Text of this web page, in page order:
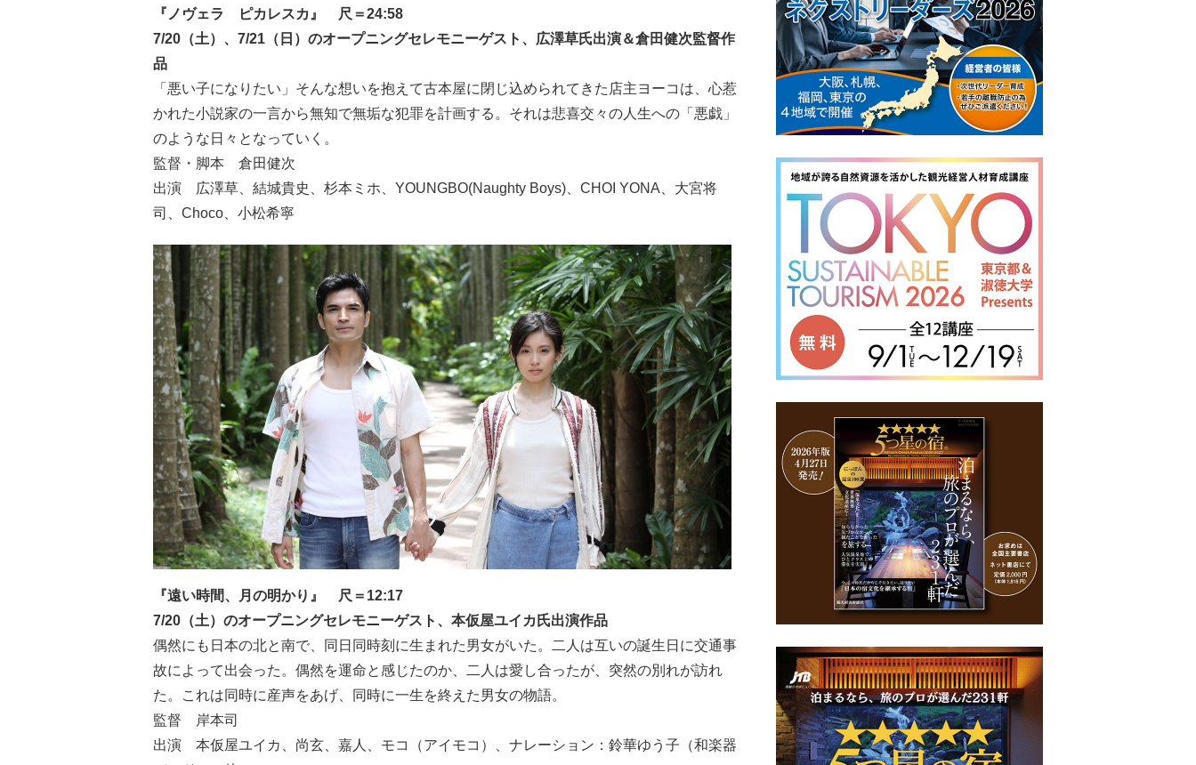
『ノヴェラ ピカレスカ』 尺＝24:58
7/20（土）、7/21（日）のオープニングセレモニーゲスト、広澤草氏出演＆倉田健次監督作
品
「悪い子になりたい」そんな想いを抱えて古本屋に閉じ込められてきた店主ヨーコは、心惹
かれた小説家の一言から無知で無垢な犯罪を計画する。それは悲喜交々の人生への「悪戯」
のような日々となっていく。
監督・脚本 倉田健次
出演 広澤草、結城貴史、杉本ミホ、YOUNGBO(Naughty Boys)、CHOI YONA、大宮将
司、Choco、小松希寧
『遠い時間、月の明かり』 尺＝12:17
7/20（土）のオープニングセレモニーゲスト、本仮屋ユイカ氏出演作品
偶然にも日本の北と南で、同日同時刻に生まれた男女がいた。二人は互いの誕生日に交通事
故によって出会った。偶然を運命と感じたのか、二人は愛し合ったが、突然の別れが訪れ
た。これは同時に産声をあげ、同時に一生を終えた男女の物語。
監督 岸本司
出演 本仮屋ユイカ、尚玄、嘉人、モコ（アイモコ）、ナレーション：鈴華ゆう子（和楽器